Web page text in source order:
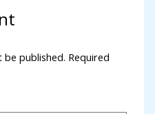
be published. Required